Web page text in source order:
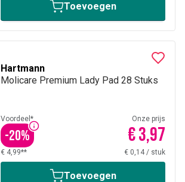
Toevoegen
Hartmann
Molicare Premium Lady Pad 28 Stuks
Voordeel*
-20%
Onze prijs
€ 3,97
€ 4,99** € 0,14 / stuk
Toevoegen